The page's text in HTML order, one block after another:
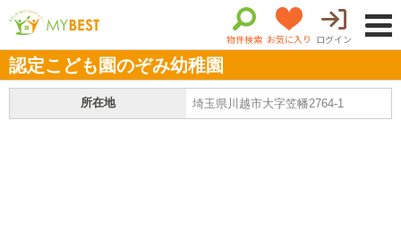
物件検索 お気に入り ログイン
認定こども園のぞみ幼稚園
所在地 埼玉県川越市大字笠幡2764-1